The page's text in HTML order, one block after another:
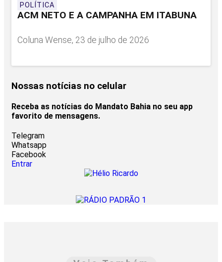
POLÍTICA
ACM NETO E A CAMPANHA EM ITABUNA
Coluna Wense, 23 de julho de 2026
Nossas notícias no celular
Receba as notícias do Mandato Bahia no seu app
favorito de mensagens.
Telegram
Whatsapp
Facebook
Entrar